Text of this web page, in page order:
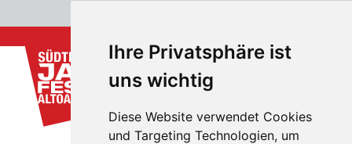
Ihre Privatsphäre ist
uns wichtig
Diese Website verwendet Cookies
und Targeting Technologien, um